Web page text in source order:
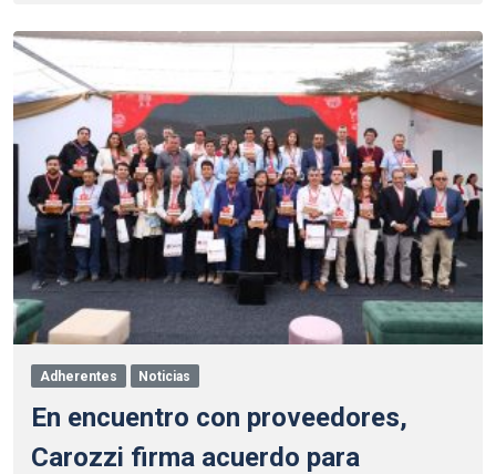
Adherentes Noticias
En encuentro con proveedores,
Carozzi firma acuerdo para